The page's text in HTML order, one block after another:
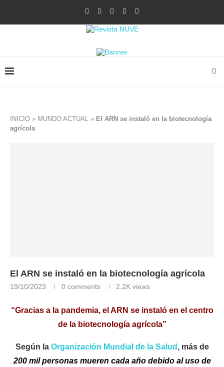
INICIO » MUNDO ACTUAL » El ARN se instaló en la biotecnología
agrícola
El ARN se instaló en la biotecnología agrícola
19/10/2023 0 comments 2,2K views
“Gracias a la pandemia, el ARN se instaló en el centro
de la biotecnología agrícola”
Según la Organización Mundial de la Salud , más de
200 mil personas mueren cada año debido al uso de